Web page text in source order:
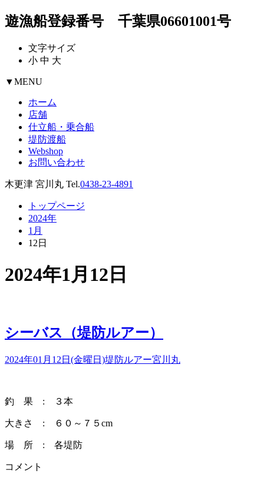
遊漁船登録番号 千葉県06601001号
文字サイズ
小 中 大
▼MENU
ホーム
店舗
仕立船・乗合船
堤防渡船
Webshop
お問い合わせ
木更津 宮川丸 Tel.0438-23-4891
トップページ
2024年
1月
12日
2024年1月12日
シーバス（堤防ルアー）
2024年01月12日(金曜日)堤防ルアー宮川丸
釣 果 : ３本
大きさ : ６０～７５cm
場 所 : 各堤防
コメント